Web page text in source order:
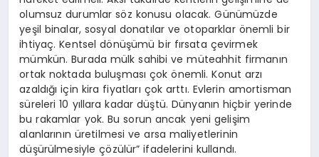
olumsuz durumlar söz konusu olacak. Günümüzde
yeşil binalar, sosyal donatılar ve otoparklar önemli bir
ihtiyaç. Kentsel dönüşümü bir fırsata çevirmek
mümkün. Burada mülk sahibi ve müteahhit firmanın
ortak noktada buluşması çok önemli. Konut arzı
azaldığı için kira fiyatları çok arttı. Evlerin amortisman
süreleri 10 yıllara kadar düştü. Dünyanın hiçbir yerinde
bu rakamlar yok. Bu sorun ancak yeni gelişim
alanlarının üretilmesi ve arsa maliyetlerinin
düşürülmesiyle çözülür” ifadelerini kullandı.